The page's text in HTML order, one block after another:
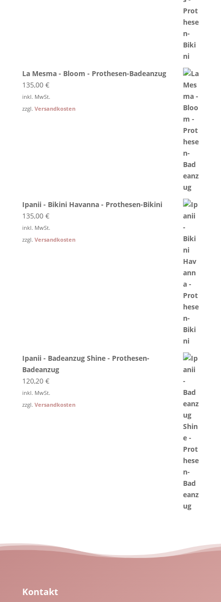
La Mesma - Bloom - Prothesen-Badeanzug
135,00 €
inkl. MwSt.
zzgl. Versandkosten
Ipanii - Bikini Havanna - Prothesen-Bikini
135,00 €
inkl. MwSt.
zzgl. Versandkosten
Ipanii - Badeanzug Shine - Prothesen-
Badeanzug
120,20 €
inkl. MwSt.
zzgl. Versandkosten
Kontakt